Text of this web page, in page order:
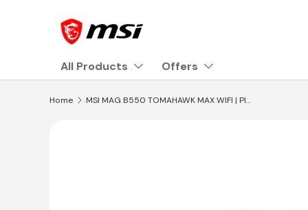
Skip to content
All Products Offers
Home MSI MAG B550 TOMAHAWK MAX WIFI | Placa Base